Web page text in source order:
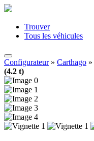
Trouver
Tous les véhicules
Configurateur» Carthago »
(4.2 t)